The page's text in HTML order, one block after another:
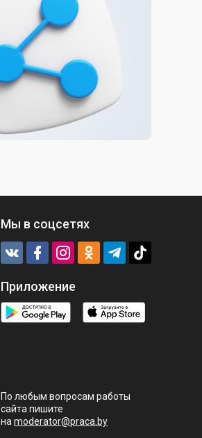
Мы в соцсетях
Приложение
По любым вопросам работы
сайта пишите
на moderator@praca.by